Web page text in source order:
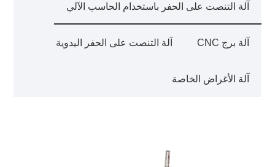
آلة التنصت على الحفر باستخدام الحاسب الآلي
آلة برج CNC آلة التنصت على الحفر اليدوية
آلة الأغراض الخاصة